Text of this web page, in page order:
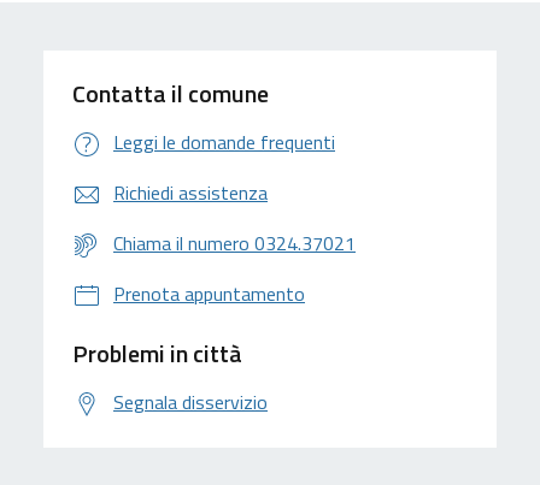
Contatta il comune
Leggi le domande frequenti
Richiedi assistenza
Chiama il numero 0324.37021
Prenota appuntamento
Problemi in città
Segnala disservizio